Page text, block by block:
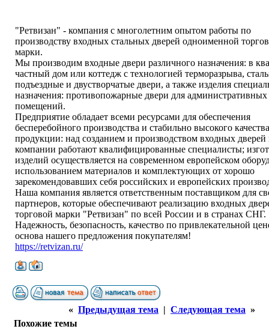
"Ретвизан" - компания с многолетним опытом работы по
производству входных стальных дверей одноименной
марки.
Мы производим входные двери различного назначения: в
частный дом или коттедж с технологией терморазрыва,
подъездные и двустворчатые двери, а также изделия
назначения: противопожарные двери для административных
помещений.
Предприятие обладает всеми ресурсами для обеспечения
бесперебойного производства и стабильно высокого качества
продукции: над созданием и производством входных
компании работают квалифицированные специалисты;
изделий осуществляется на современном европейском
использованием материалов и комплектующих от хорошо
зарекомендовавших себя российских и европейских
Наша компания является ответственным поставщиком для
партнеров, которые обеспечивают реализацию входных
торговой марки "Ретвизан" по всей России и в странах СНГ.
Надежность, безопасность, качество по привлекательной
основа нашего предложения покупателям!
https://retvizan.ru/
« Предыдущая тема | Следующая тема »
Похожие темы